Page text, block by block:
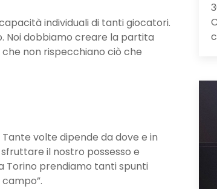
individuali di tanti giocatori.
Noi dobbiamo creare la partita
non rispecchiano ciò che
volte dipende da dove e in
il nostro possesso e
Torino prendiamo tanti spunti